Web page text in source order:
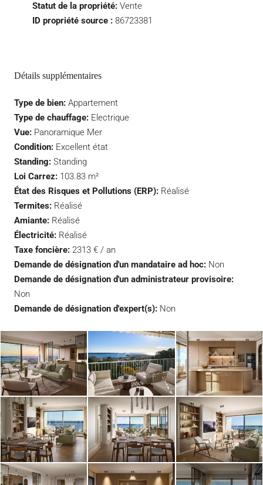
Statut de la propriété: Vente
ID propriété source : 86723381
Détails supplémentaires
Type de bien: Appartement
Type de chauffage: Electrique
Vue: Panoramique Mer
Condition: Excellent état
Standing: Standing
Loi Carrez: 103.83 m²
État des Risques et Pollutions (ERP): Réalisé
Termites: Réalisé
Amiante: Réalisé
Électricité: Réalisé
Taxe foncière: 2313 € / an
Demande de désignation d'un mandataire ad hoc: Non
Demande de désignation d'un administrateur provisoire:
Non
Demande de désignation d'expert(s): Non